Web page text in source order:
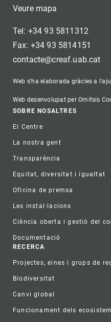
Veure mapa
Tel: +34 93 5811312
Fax: +34 93 5814151
contacte@creaf.uab.cat
Web s'ha elaborada gràcies a
Web desenvolupat per Omitsis
Footer
SOBRE NOSALTRES
El Centre
La nostra gent
Transparència
Equitat, diversitat i igualtat
Oficina de premsa
Les instal·lacions
Ciència oberta i gestió del
Documentació
RECERCA
Projectes, eines i grups de
Biodiversitat
Canvi global
Funcionament dels